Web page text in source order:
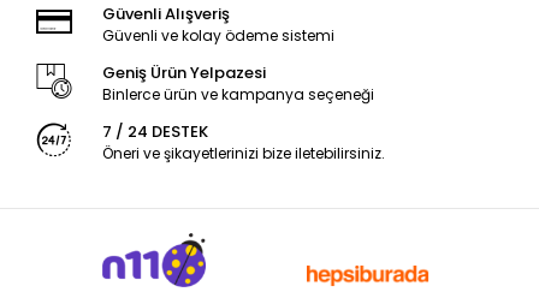
Güvenli Alışveriş
Güvenli ve kolay ödeme sistemi
Geniş Ürün Yelpazesi
Binlerce ürün ve kampanya seçeneği
7 / 24 DESTEK
Öneri ve şikayetlerinizi bize iletebilirsiniz.